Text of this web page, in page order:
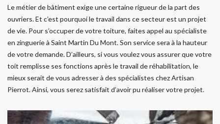
Le métier de bâtiment exige une certaine rigueur de la part des
ouvriers. Et c’est pourquoi le travail dans ce secteur est un projet
de vie. Pour s’occuper de votre toiture, faites appel au spécialiste
en zinguerie à Saint Martin Du Mont. Son service sera à la hauteur
de votre demande. D’ailleurs, si vous voulez vous assurer que votre
toit remplisse ses fonctions après le travail de réhabilitation, le
mieux serait de vous adresser à des spécialistes chez Artisan
Pierrot. Ainsi, vous serez satisfait d’avoir pu réaliser votre projet.